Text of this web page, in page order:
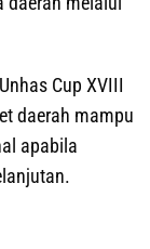
Cup XVIII
daerah mampu
apabila